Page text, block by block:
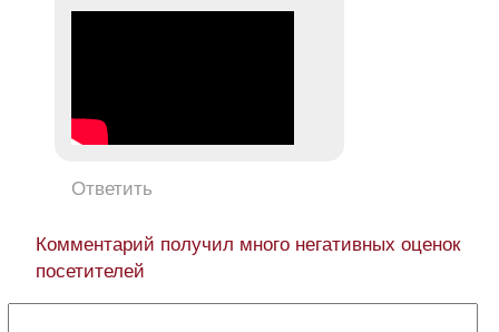
Ответить
Комментарий получил много негативных оценок
посетителей